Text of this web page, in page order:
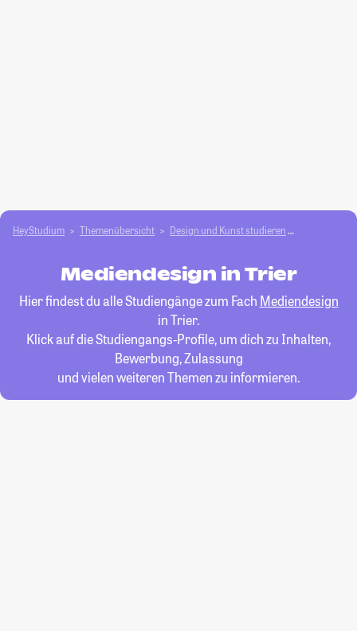
HeyStudium Themenübersicht Design und Kunst studieren
Mediendesign in Trier
Hier findest du alle Studiengänge zum Fach Mediendesign
in Trier.
Klick auf die Studiengangs-Profile, um dich zu Inhalten,
Bewerbung, Zulassung
und vielen weiteren Themen zu informieren.